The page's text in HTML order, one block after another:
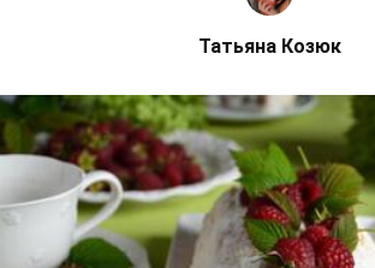
Татьяна Козюк